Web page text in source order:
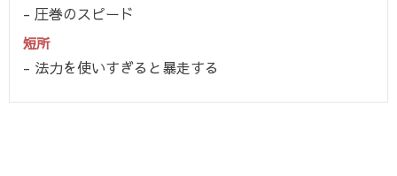
圧巻のスピード
短所
法力を使いすぎると暴走する